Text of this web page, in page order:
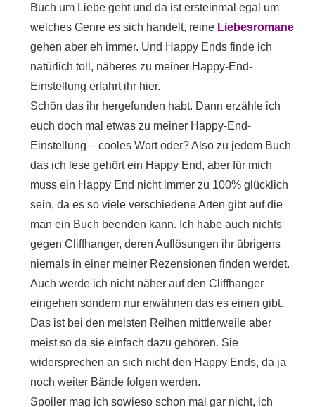
Buch um Liebe geht und da ist ersteinmal egal um
welches Genre es sich handelt, reine Liebesromane
gehen aber eh immer. Und Happy Ends finde ich
natürlich toll, näheres zu meiner Happy-End-
Einstellung erfahrt ihr hier.
Schön das ihr hergefunden habt. Dann erzähle ich
euch doch mal etwas zu meiner Happy-End-
Einstellung – cooles Wort oder? Also zu jedem Buch
das ich lese gehört ein Happy End, aber für mich
muss ein Happy End nicht immer zu 100% glücklich
sein, da es so viele verschiedene Arten gibt auf die
man ein Buch beenden kann. Ich habe auch nichts
gegen Cliffhanger, deren Auflösungen ihr übrigens
niemals in einer meiner Rezensionen finden werdet.
Auch werde ich nicht näher auf den Cliffhanger
eingehen sondern nur erwähnen das es einen gibt.
Das ist bei den meisten Reihen mittlerweile aber
meist so da sie einfach dazu gehören. Sie
widersprechen an sich nicht den Happy Ends, da ja
noch weiter Bände folgen werden.
Spoiler mag ich sowieso schon mal gar nicht, ich